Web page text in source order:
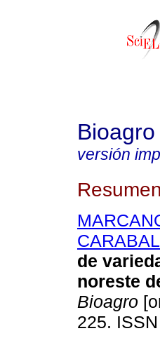
Bioagro
versión
Resumen
de
noreste
Bioagro
225.